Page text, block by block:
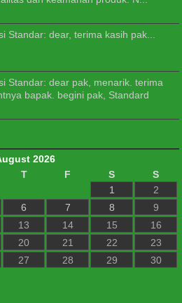
Standar: dear, terima kasih pak...
Standar: dear pak, menarik. terima
bapak. begini pak, Standard
2026
T F S
S
1
2
6 7 8
9
13 14 15
16
20 21 22
23
27 28 29
30